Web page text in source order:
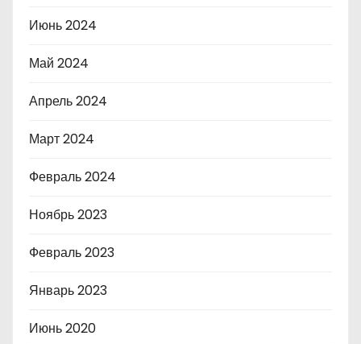
Июнь 2024
Май 2024
Апрель 2024
Март 2024
Февраль 2024
Ноябрь 2023
Февраль 2023
Январь 2023
Июнь 2020